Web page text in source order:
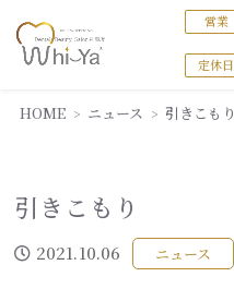
営業
定休日
HOME ニュース 引きこもり
引きこもり
2021.10.06 ニュース